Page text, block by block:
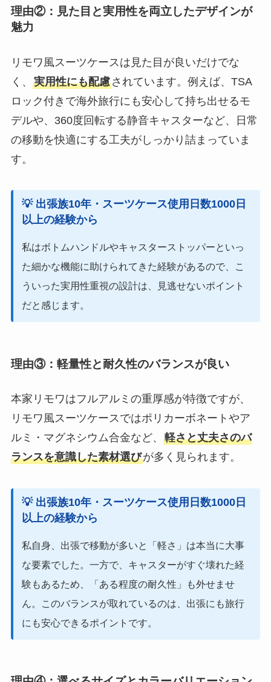
理由②：見た目と実用性を両立したデザインが
魅力
リモワ風スーツケースは見た目が良いだけでな
く、 実用性にも配慮されています。例えば、TSA
ロック付きで海外旅行にも安心して持ち出せるモ
デルや、360度回転する静音キャスターなど、日常
の移動を快適にする工夫がしっかり詰まっていま
す。
💡 出張族10年・スーツケース使用日数1000日
以上の経験から
私はボトムハンドルやキャスターストッパーといっ
た細かな機能に助けられてきた経験があるので、こ
ういった実用性重視の設計は、見逃せないポイント
だと感じます。
理由③：軽量性と耐久性のバランスが良い
本家リモワはフルアルミの重厚感が特徴ですが、
リモワ風スーツケースではポリカーボネートやア
ルミ・マグネシウム合金など、 軽さと丈夫さのバ
ランスを意識した素材選びが多く見られます。
💡 出張族10年・スーツケース使用日数1000日
以上の経験から
私自身、出張で移動が多いと「軽さ」は本当に大事
な要素でした。一方で、キャスターがすぐ壊れた経
験もあるため、「ある程度の耐久性」も外せませ
ん。このバランスが取れているのは、出張にも旅行
にも安心できるポイントです。